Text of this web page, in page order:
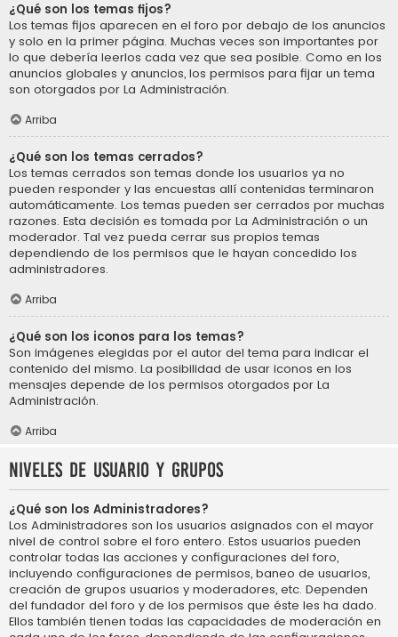
¿Qué son los temas fijos?
Los temas fijos aparecen en el foro por debajo de los anuncios
y solo en la primer página. Muchas veces son importantes por
lo que debería leerlos cada vez que sea posible. Como en los
anuncios globales y anuncios, los permisos para fijar un tema
son otorgados por La Administración.
Arriba
¿Qué son los temas cerrados?
Los temas cerrados son temas donde los usuarios ya no
pueden responder y las encuestas allí contenidas terminaron
automáticamente. Los temas pueden ser cerrados por muchas
razones. Esta decisión es tomada por La Administración o un
moderador. Tal vez pueda cerrar sus propios temas
dependiendo de los permisos que le hayan concedido los
administradores.
Arriba
¿Qué son los iconos para los temas?
Son imágenes elegidas por el autor del tema para indicar el
contenido del mismo. La posibilidad de usar iconos en los
mensajes depende de los permisos otorgados por La
Administración.
Arriba
Niveles de usuario y grupos
¿Qué son los Administradores?
Los Administradores son los usuarios asignados con el mayor
nivel de control sobre el foro entero. Estos usuarios pueden
controlar todas las acciones y configuraciones del foro,
incluyendo configuraciones de permisos, baneo de usuarios,
creación de grupos usuarios y moderadores, etc. Dependen
del fundador del foro y de los permisos que éste les ha dado.
Ellos también tienen todas las capacidades de moderación en